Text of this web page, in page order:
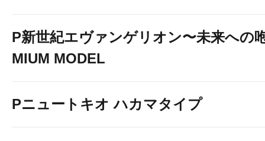
P新世紀エヴァンゲリオン〜未来への
MIUM MODEL
Pニュートキオ ハカマタイプ